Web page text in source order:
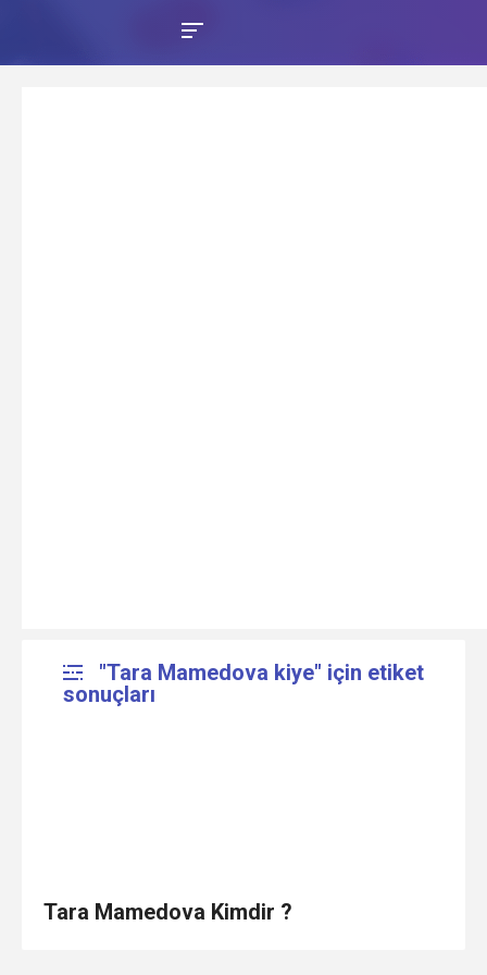
"Tara Mamedova kiye" için etiket
sonuçları
Tara Mamedova Kimdir ?